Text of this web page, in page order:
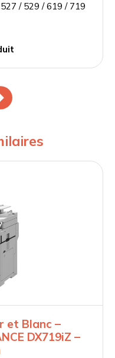
/ 529 / 619 / 719
et Blanc –
DX719iZ –